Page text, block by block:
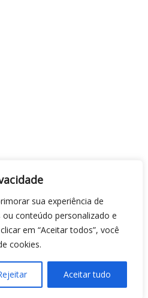
sua experiência de
conteúdo personalizado e
em “Aceitar todos”, você
cookies.
Aceitar tudo